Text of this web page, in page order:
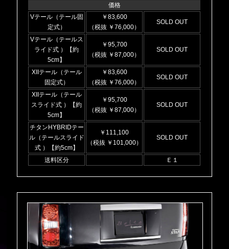
価格
Vテール（テール固
定式）
￥83,600
（税抜 ￥76,000）
SOLD OUT
Vテール（テールス
ライド式 ）【約
5cm】
￥95,700
（税抜 ￥87,000）
SOLD OUT
XIIテール（テール
固定式）
￥83,600
（税抜 ￥76,000）
SOLD OUT
XIIテール（テール
スライド式 ）【約
5cm】
￥95,700
（税抜 ￥87,000）
SOLD OUT
チタンHYBRIDテー
ル（テールスライド
式 ）【約5cm】
￥111,100
（税抜 ￥101,000）
SOLD OUT
送料区分 Ｅ１